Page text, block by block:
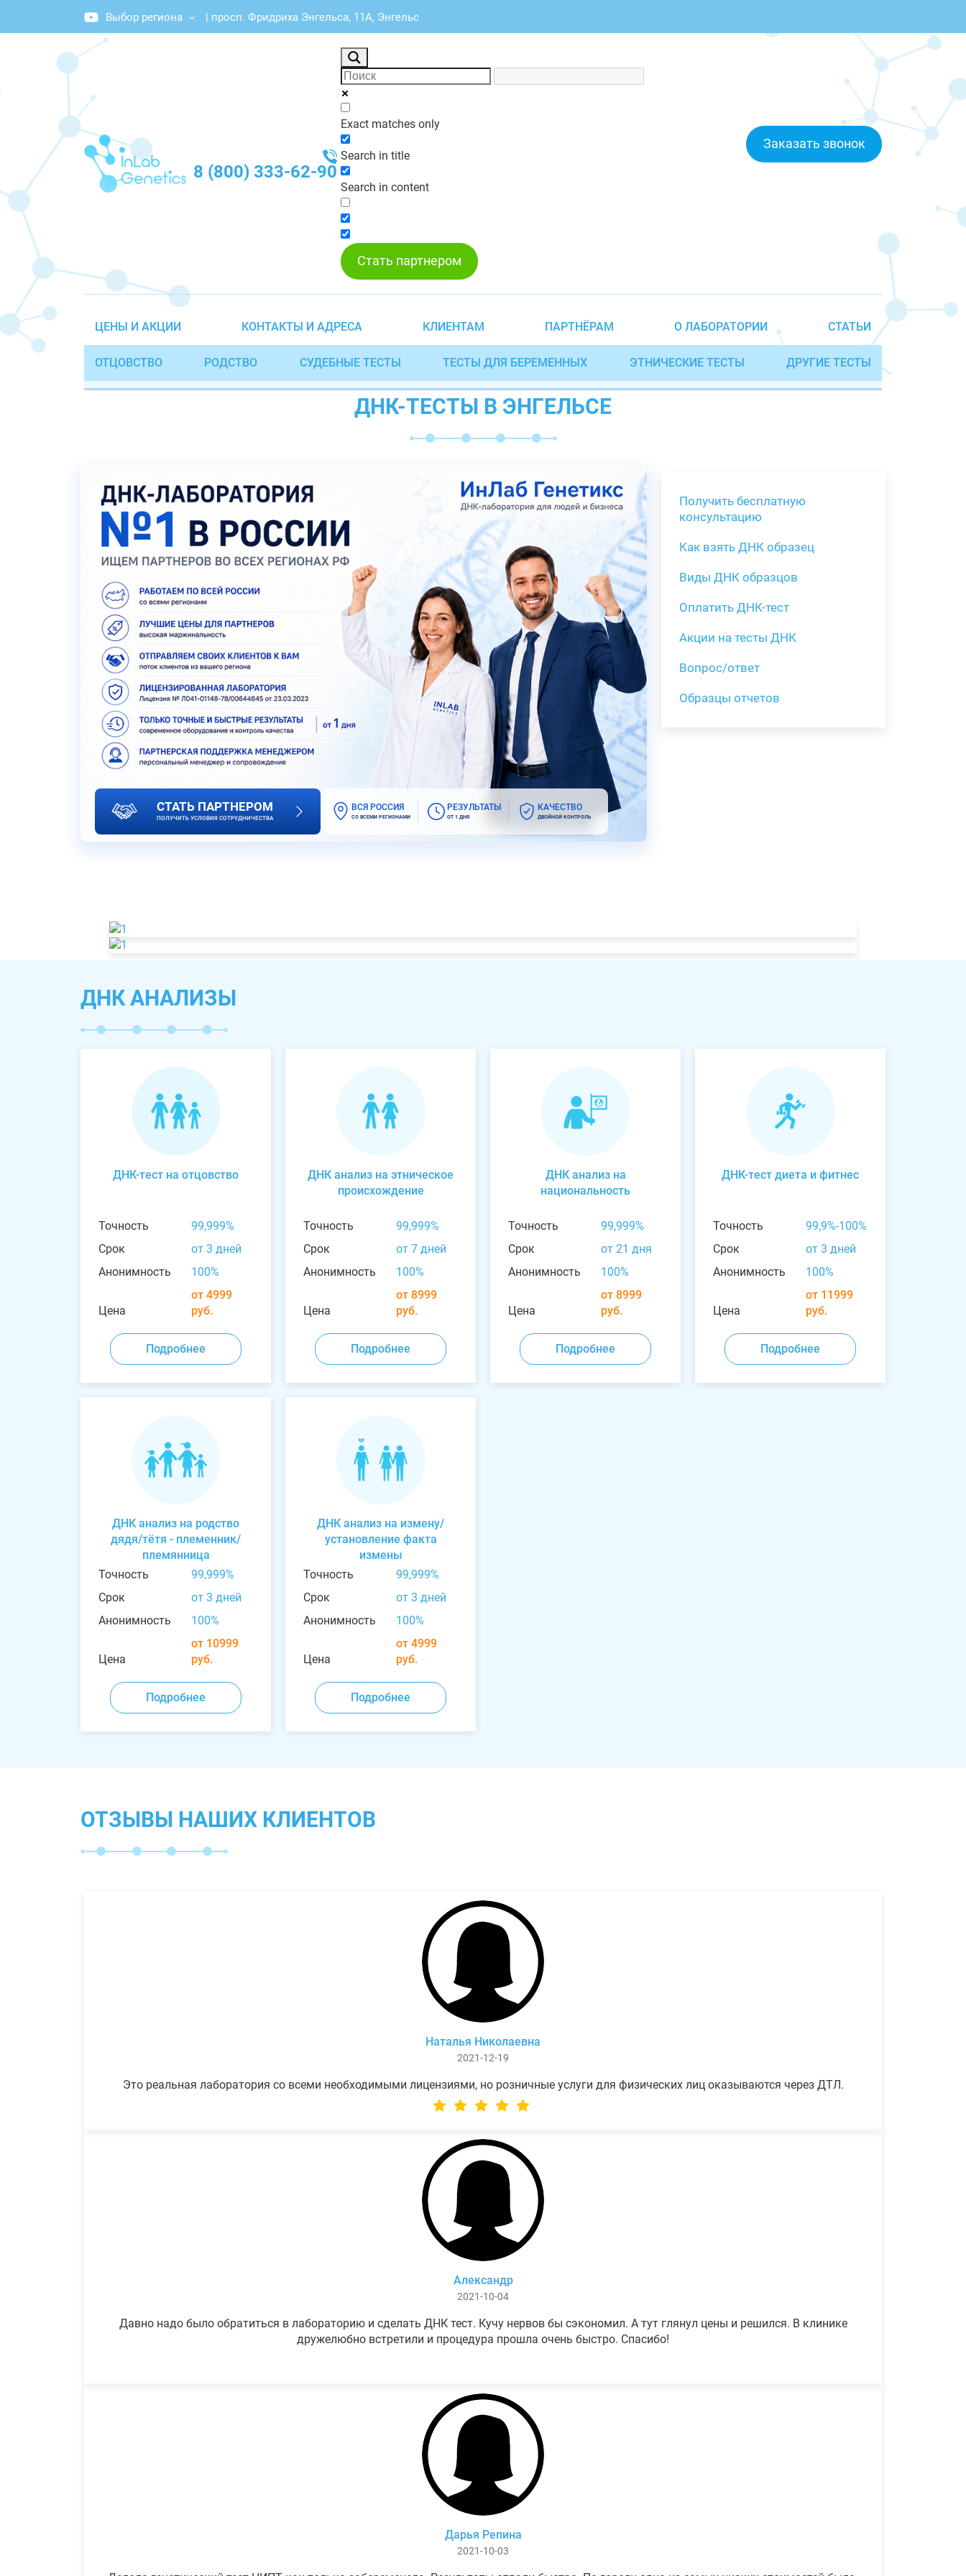
Выбор региона | просп. Фридриха Энгельса, 11А, Энгельс
8 (800) 333-62-90
Exact matches only
Search in title
Search in content
Заказать звонок
Стать партнером
ЦЕНЫ И АКЦИИ КОНТАКТЫ И АДРЕСА КЛИЕНТАМ ПАРТНЁРАМ О ЛАБОРАТОРИИ СТАТЬИ
ОТЦОВСТВО РОДСТВО СУДЕБНЫЕ ТЕСТЫ ТЕСТЫ ДЛЯ БЕРЕМЕННЫХ ЭТНИЧЕСКИЕ ТЕСТЫ ДРУГИЕ ТЕСТЫ
ДНК-ТЕСТЫ В ЭНГЕЛЬСЕ
СТАТЬ ПАРТНЕРОМ
ПОЛУЧИТЬ УСЛОВИЯ СОТРУДНИЧЕСТВА
ВСЯ РОССИЯ
СО ВСЕМИ РЕГИОНАМИ
РЕЗУЛЬТАТЫ
ОТ 1 ДНЯ
КАЧЕСТВО
ДВОЙНОЙ КОНТРОЛЬ
Получить бесплатную
консультацию
Как взять ДНК образец
Виды ДНК образцов
Оплатить ДНК-тест
Акции на тесты ДНК
Вопрос/ответ
Образцы отчетов
ДНК АНАЛИЗЫ
ДНК-тест на отцовство
Точность
99,999%
Срок
от 3 дней
Анонимность
100%
Цена
от 4999
руб.
Подробнее
ДНК анализ на этническое
происхождение
Точность
99,999%
Срок
от 7 дней
Анонимность
100%
Цена
от 8999
руб.
Подробнее
ДНК анализ на
национальность
Точность
99,999%
Срок
от 21 дня
Анонимность
100%
Цена
от 8999
руб.
Подробнее
ДНК-тест диета и фитнес
Точность
99,9%-100%
Срок
от 3 дней
Анонимность
100%
Цена
от 11999
руб.
Подробнее
ДНК анализ на родство
дядя/тётя - племенник/
племянница
Точность
99,999%
Срок
от 3 дней
Анонимность
100%
Цена
от 10999
руб.
Подробнее
ДНК анализ на измену/
установление факта
измены
Точность
99,999%
Срок
от 3 дней
Анонимность
100%
Цена
от 4999
руб.
Подробнее
ОТЗЫВЫ НАШИХ КЛИЕНТОВ
Наталья Николаевна
2021-12-19
Это реальная лаборатория со всеми необходимыми лицензиями, но розничные услуги для физических лиц оказываются через ДТЛ.
Александр
2021-10-04
Давно надо было обратиться в лабораторию и сделать ДНК тест. Кучу нервов бы сэкономил. А тут глянул цены и решился. В клинике
дружелюбно встретили и процедура прошла очень быстро. Спасибо!
Дарья Репина
2021-10-03